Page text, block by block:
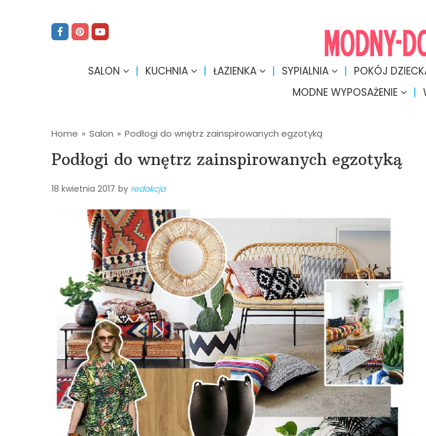
SALON KUCHNIA ŁAZIENKA SYPIALNIA POKÓJ
MODNE WYPOSAŻENIE
Home » Salon » Podłogi do wnętrz zainspirowanych egzotyką
Podłogi do wnętrz zainspirowanych egzotyką
18 kwietnia 2017 by redakcja